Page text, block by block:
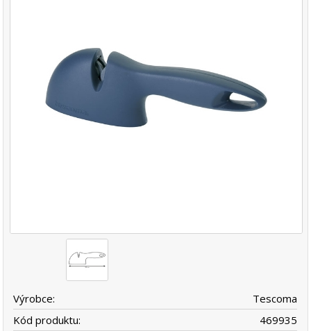
Výrobce:
Tescoma
Kód produktu:
469935